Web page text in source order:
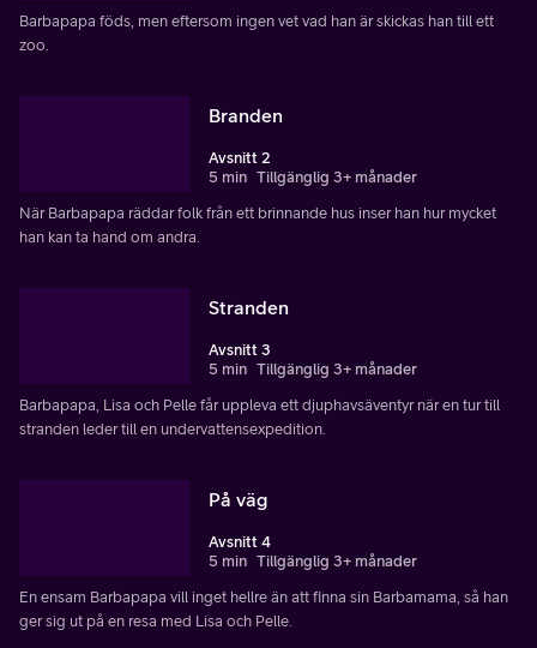
Barbapapa föds, men eftersom ingen vet vad han är skickas han till ett
zoo.
Branden
Avsnitt 2
5 min Tillgänglig 3+ månader
När Barbapapa räddar folk från ett brinnande hus inser han hur mycket
han kan ta hand om andra.
Stranden
Avsnitt 3
5 min Tillgänglig 3+ månader
Barbapapa, Lisa och Pelle får uppleva ett djuphavsäventyr när en tur till
stranden leder till en undervattensexpedition.
På väg
Avsnitt 4
5 min Tillgänglig 3+ månader
En ensam Barbapapa vill inget hellre än att finna sin Barbamama, så han
ger sig ut på en resa med Lisa och Pelle.